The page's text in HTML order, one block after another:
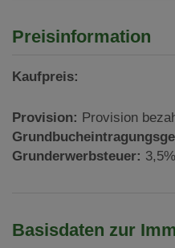
Preisinformation
Kaufpreis:
Provision: Provision
Grunderwerbsteuer: 3,5%
Basisdaten zur